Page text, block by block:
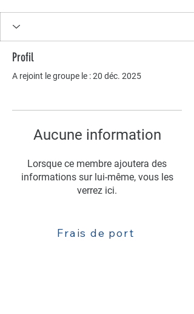
Profil
A rejoint le groupe le : 20 déc. 2025
Aucune information
Lorsque ce membre ajoutera des
informations sur lui-même, vous les
verrez ici.
Frais de port